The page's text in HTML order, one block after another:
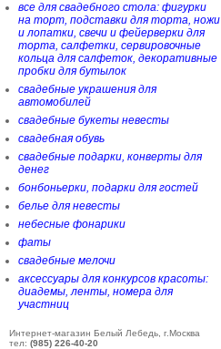
все для свадебного стола: фигурки
на торт, подставки для торта, ножи
и лопатки, свечи и фейерверки для
торта, салфетки, сервировочные
кольца для салфеток, декоративные
пробки для бутылок
свадебные украшения для
автомобилей
свадебные букеты невесты
свадебная обувь
свадебные подарки, конверты для
денег
бонбоньерки, подарки для гостей
белье для невесты
небесные фонарики
фаты
свадебные мелочи
аксессуары для конкурсов красоты:
диадемы, ленты, номера для
участниц
Интернет-магазин Белый Лебедь, г.Москва
тел: (985) 226-40-20